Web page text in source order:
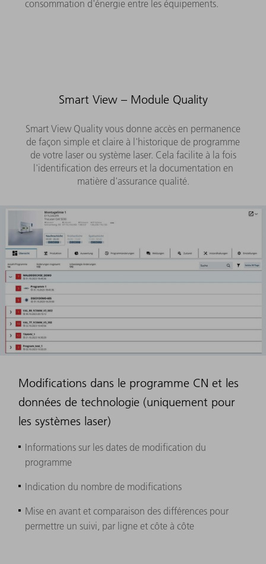
consommation d'énergie entre les équipements.
Smart View – Module Quality
Smart View Quality vous donne accès en permanence
de façon simple et claire à l'historique de programme
de votre laser ou système laser. Cela facilite à la fois
l'identification des erreurs et la documentation en
matière d'assurance qualité.
Modifications dans le programme CN et les
données de technologie (uniquement pour
les systèmes laser)
Informations sur les dates de modification du
programme
Indication du nombre de modifications
Mise en avant et comparaison des différences pour
permettre un suivi, par ligne et côte à côte